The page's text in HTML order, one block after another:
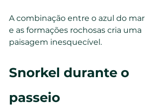
A combinação entre o azul do mar
e as formações rochosas cria uma
paisagem inesquecível.
Snorkel durante o
passeio